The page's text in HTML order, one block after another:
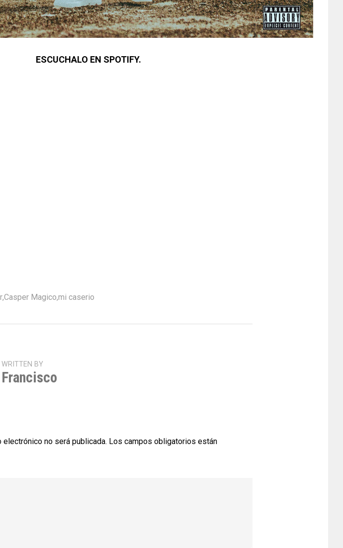
ESCUCHALO EN SPOTIFY.
,Casper Magico,mi caserio
WRITTEN BY
Francisco
electrónico no será publicada. Los campos obligatorios están